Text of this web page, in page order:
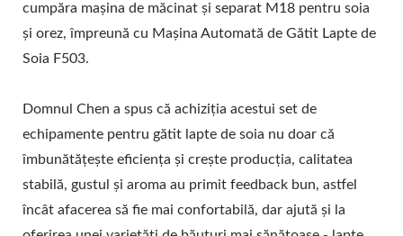
cumpăra mașina de măcinat și separat M18 pentru soia
și orez, împreună cu Mașina Automată de Gătit Lapte de
Soia F503.
Domnul Chen a spus că achiziția acestui set de
echipamente pentru gătit lapte de soia nu doar că
îmbunătățește eficiența și crește producția, calitatea
stabilă, gustul și aroma au primit feedback bun, astfel
încât afacerea să fie mai confortabilă, dar ajută și la